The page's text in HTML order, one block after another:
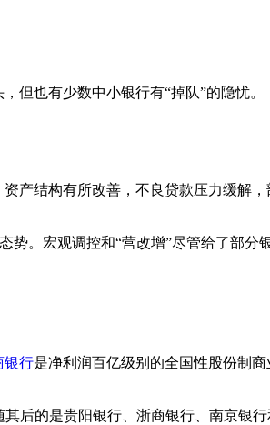
但也有少数中小银行有“掉队”的隐忧。
产结构有所改善，不良贷款压力缓解，
。宏观调控和“营改增”尽管给了部分
银行是净利润百亿级别的全国性股份制商
后的是贵阳银行、浙商银行、南京银行